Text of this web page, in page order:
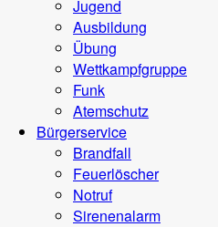
Jugend
Ausbildung
Übung
Wettkampfgruppe
Funk
Atemschutz
Bürgerservice
Brandfall
Feuerlöscher
Notruf
Sirenenalarm